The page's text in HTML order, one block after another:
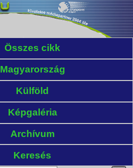
Összes cikk
Magyarország
Külföld
Képgaléria
Archívum
Keresés